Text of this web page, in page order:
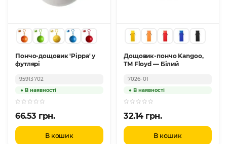
Пончо-дощовик 'Pippa' у
футлярі
95913702
66.53 грн.
В кошик
Дощовик-пончо Kangoo,
TM Floyd — Білий
7026-01
32.14 грн.
В кошик